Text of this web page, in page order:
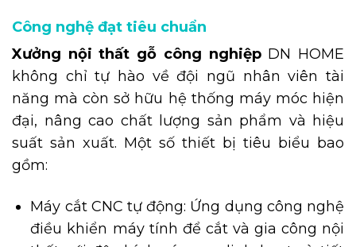
Công nghệ đạt tiêu chuẩn
Xưởng nội thất gỗ công nghiệpDN HOME
không chỉ tự hào về đội ngũ nhân viên tài
năng mà còn sở hữu hệ thống máy móc hiện
đại, nâng cao chất lượng sản phẩm và hiệu
suất sản xuất. Một số thiết bị tiêu biểu bao
gồm:
Máy cắt CNC tự động: Ứng dụng công nghệ
điều khiển máy tính để cắt và gia công nội